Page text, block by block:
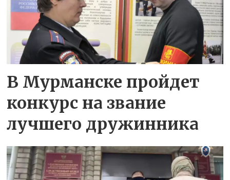
В Мурманске пройдет
конкурс на звание
лучшего дружинника